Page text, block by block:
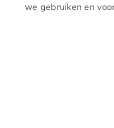
we gebruiken en